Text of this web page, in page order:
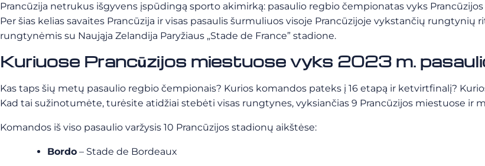
Prancūzija netrukus išgyvens įspūdingą sporto akimirką: pasaulio regbio čempionatas vyks
Per šias kelias savaites Prancūzija ir visas pasaulis šurmuliuos visoje Prancūzijoje vykstančių
rungtynėmis su Naująja Zelandija Paryžiaus „Stade de France” stadione.
Kuriuose Prancūzijos miestuose vyks 2023 m.
Kas taps šių metų pasaulio regbio čempionais? Kurios komandos pateks į 16 etapą ir ketvirtfinalį?
Kad tai sužinotumėte, turėsite atidžiai stebėti visas rungtynes, vyksiančias 9 Prancūzijos miestuose ir
Komandos iš viso pasaulio varžysis 10 Prancūzijos stadionų aikštėse:
Bordo – Stade de Bordeaux